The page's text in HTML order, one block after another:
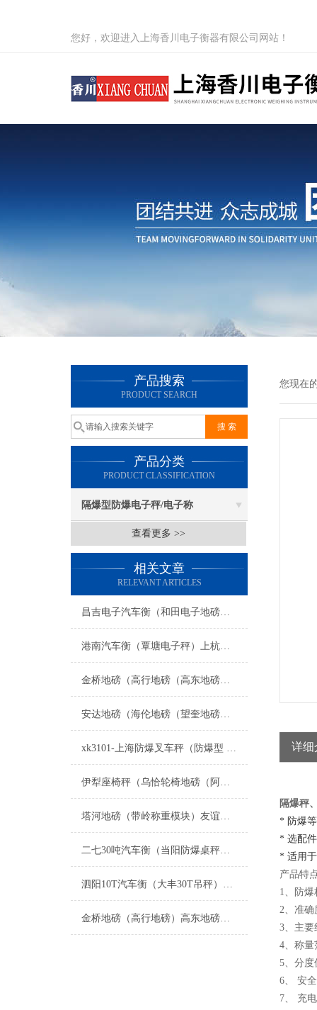
您好，欢迎进入上海香川电子衡器有限公司网站！
产品搜索
PRODUCT SEARCH
产品分类
PRODUCT CLASSIFICATION
隔爆型防爆电子秤/电子称
查看更多 >>
相关文章
RELEVANT ARTICLES
昌吉电子汽车衡（和田电子地磅）博尔塔拉无人值守汽车衡维修
港南汽车衡（覃塘电子秤）上杭地磅）桂平防爆秤）灵山便携式地磅维修
金桥地磅（高行地磅（高东地磅维修
安达地磅（海伦地磅（望奎地磅（兰西地磅）青冈地磅）庆安地磅维修
xk3101-上海防爆叉车秤（防爆型 隔爆型）
伊犁座椅秤（乌恰轮椅地磅（阿克陶轮椅秤维修
塔河地磅（带岭称重模块）友谊称重模块）集贤便携式汽车衡维修
二七30吨汽车衡（当阳防爆桌秤）新洲80吨吊秤安全事项
泗阳10T汽车衡（大丰30T吊秤）邗江100T地磅）常熟轴重秤维修
金桥地磅（高行地磅）高东地磅）张江地磅（三林地磅）惠南地磅维修
您现在
详细
隔爆秤
* 防爆
* 选配
* 适用
产品特
1、防
2、准
3、主要
4、称量
5、分度
6、 安
7、 充